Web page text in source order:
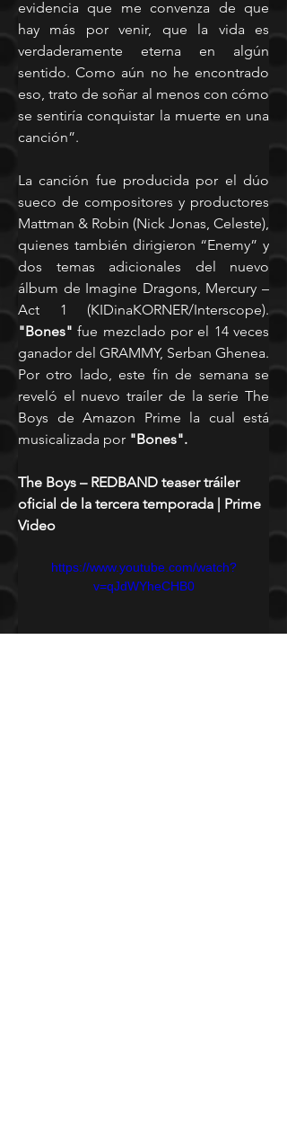
evidencia que me convenza de que
hay más por venir, que la vida es
verdaderamente eterna en algún
sentido. Como aún no he encontrado
eso, trato de soñar al menos con cómo
se sentiría conquistar la muerte en una
canción”.
La canción fue producida por el dúo
sueco de compositores y productores
Mattman & Robin (Nick Jonas, Celeste),
quienes también dirigieron “Enemy” y
dos temas adicionales del nuevo
álbum de Imagine Dragons, Mercury –
"Bones" fue mezclado por el 14 veces
ganador del GRAMMY, Serban Ghenea.
Por otro lado, este fin de semana se
reveló el nuevo traíler de la serie The
Boys de Amazon Prime la cual está
musicalizada por "Bones".
The Boys – REDBAND teaser tráiler
oficial de la tercera temporada | Prime
Video
https://www.youtube.com/watch?
v=qJdWYheCHB0